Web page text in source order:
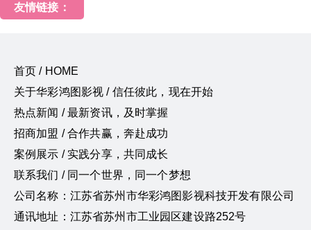
友情链接：
首页 / HOME
关于华彩鸿图影视 / 信任彼此，现在开始
热点新闻 / 最新资讯，及时掌握
招商加盟 / 合作共赢，奔赴成功
案例展示 / 实践分享，共同成长
联系我们 / 同一个世界，同一个梦想
公司名称：江苏省苏州市华彩鸿图影视科技开发有限公司
通讯地址：江苏省苏州市工业园区建设路252号